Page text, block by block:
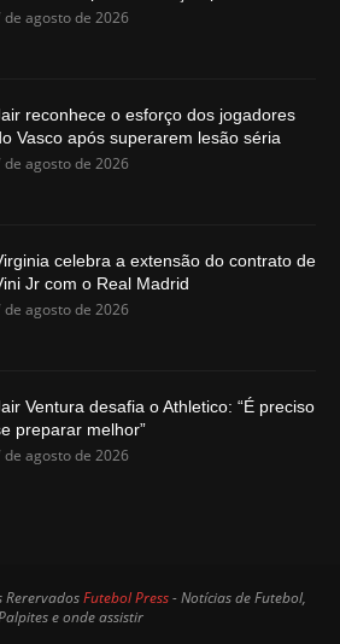
de agosto de 2026
reconhece o esforço dos jogadores
Vasco após superarem lesão séria
de agosto de 2026
celebra a extensão do contrato de
Jr com o Real Madrid
de agosto de 2026
Ventura desafia o Athletico: “É preciso
preparar melhor”
de agosto de 2026
RerervadosFutebol Press- Notícias de Futebol,
e onde assistir